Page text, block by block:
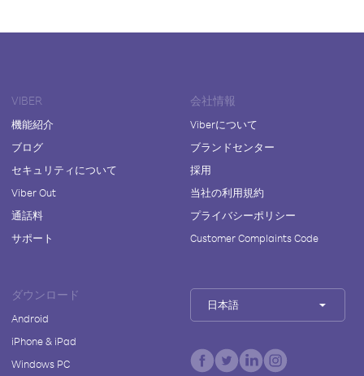
VIBER
機能紹介
ブログ
セキュリティについて
Viber Out
通話料
サポート
会社情報
Viberについて
ブランドセンター
採用
当社の利用規約
プライバシーポリシー
Customer Complaints Code
ダウンロード
Android
iPhone & iPad
Windows PC
日本語